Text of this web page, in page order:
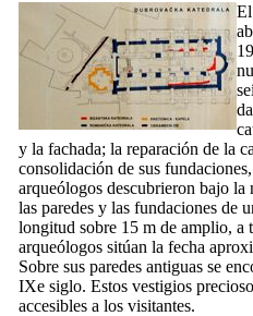
y la fachada; la reparación de la
consolidación de sus
arqueólogos descubrieron bajo
las paredes y las fundaciones de
longitud sobre 15 m de amplio, a
arqueólogos sitúan la fecha
Sobre sus paredes antiguas se
IXe siglo. Estos vestigios
accesibles a los visitantes.